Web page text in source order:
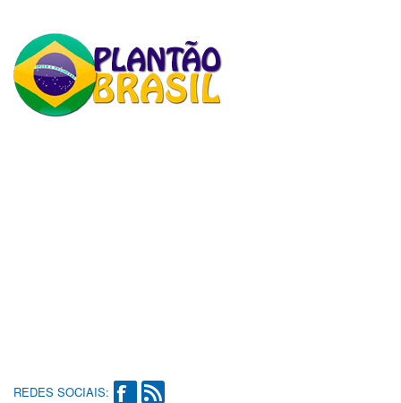
REDES SOCIAIS: